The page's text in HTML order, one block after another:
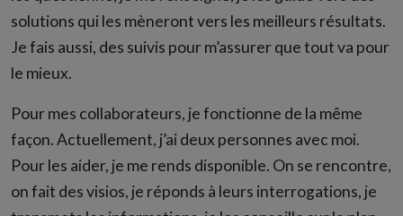
solutions qui les mèneront vers les meilleurs résultats.
Je fais aussi, des suivis pour m’assurer que tout va pour
le mieux.
Pour mes collaborateurs, je fonctionne de la même
façon. Actuellement, j’ai deux personnes avec moi.
Pour les aider, je me rends disponible. On se rencontre,
on fait des visios, je réponds à leurs interrogations, je